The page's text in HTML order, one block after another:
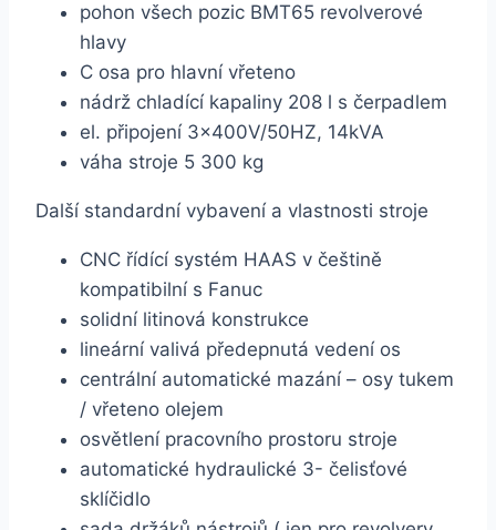
pohon všech pozic BMT65 revolverové
hlavy
C osa pro hlavní vřeteno
nádrž chladící kapaliny 208 l s čerpadlem
el. připojení 3x400V/50HZ, 14kVA
váha stroje 5 300 kg
Další standardní vybavení a vlastnosti stroje
CNC řídící systém HAAS v češtině
kompatibilní s Fanuc
solidní litinová konstrukce
lineární valivá předepnutá vedení os
centrální automatické mazání – osy tukem
/ vřeteno olejem
osvětlení pracovního prostoru stroje
automatické hydraulické 3- čelisťové
sklíčidlo